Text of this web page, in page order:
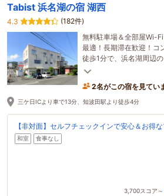
Tabist 浜名湖の宿 湖西
4.3
(182件)
無料駐車場＆全部屋Wi-
最適！長期滞在歓迎！コ
徒歩1分で、浜名湖周辺
自由
2名がこの宿を見てい
三ケ日ICより車で13分、知波田駅より徒歩4分
【非対面】セルフチェックインで安心＆お得な
和室 食事なし
3,700スコア～